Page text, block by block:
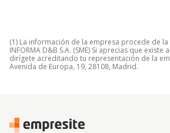
(1) La información de la empresa procede de
INFORMA D&B S.A. (SME) Si aprecias que
dirígete acreditando tu representación de la
Avenida de Europa, 19, 28108, Madrid.